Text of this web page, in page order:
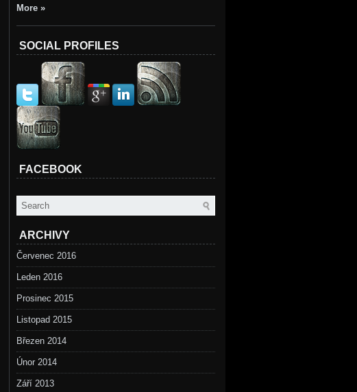
More »
SOCIAL PROFILES
FACEBOOK
ARCHIVY
Červenec 2016
Leden 2016
Prosinec 2015
Listopad 2015
Březen 2014
Únor 2014
Září 2013